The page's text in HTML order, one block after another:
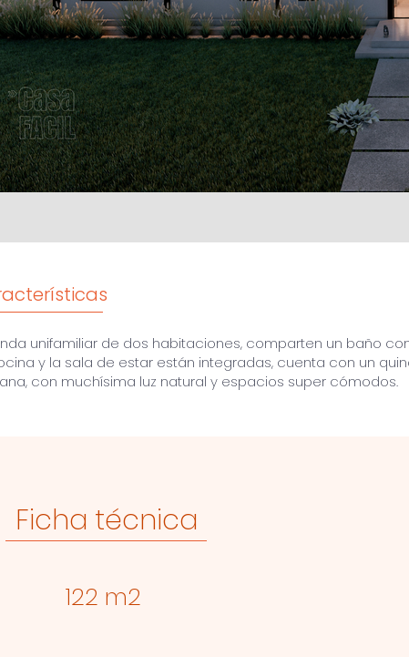
unifamiliar de dos habitaciones, comparten un baño
y la sala de estar están integradas, cuenta con un
con muchísima luz natural y espacios super cómodos.
Ficha técnica
122 m2